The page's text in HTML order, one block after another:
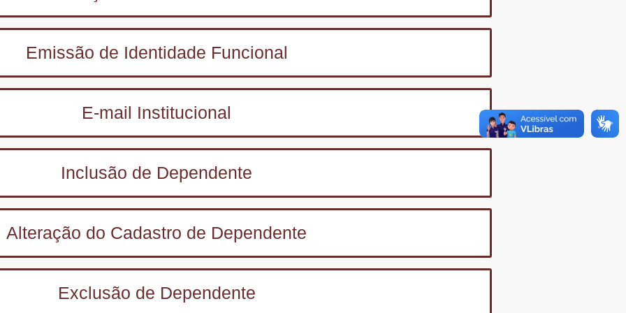
Emissão de Identidade Funcional
E-mail Institucional
Inclusão de Dependente
Alteração do Cadastro de Dependente
Exclusão de Dependente